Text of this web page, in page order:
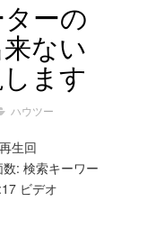
ーの
ない
ます
ハウツー
生回
: 検索キーワー
ビデオ